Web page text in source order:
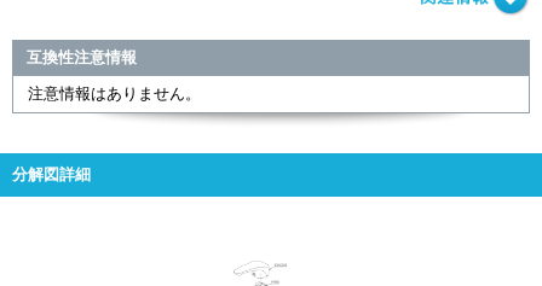
互換性注意情報
注意情報はありません。
分解図詳細